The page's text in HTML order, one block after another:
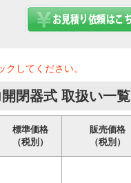
してください。
閉器式 取扱い一覧
標準価格
（税別）
販売価格
（税別）